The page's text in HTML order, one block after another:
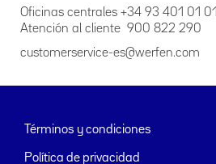
Oficinas centrales +34 93 401 01 01
Atención al cliente 900 822 290
customerservice-es@werfen.com
Términos y condiciones
Política de privacidad